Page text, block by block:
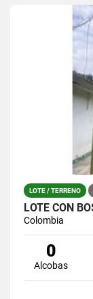
LOTE / TERRENO
Colombia
0
Alcobas